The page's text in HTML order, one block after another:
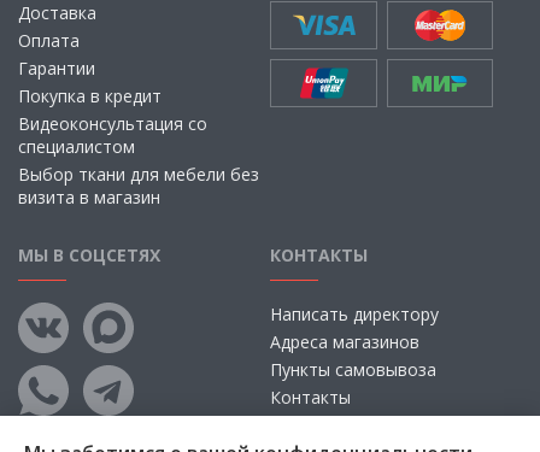
Доставка
Оплата
Гарантии
Покупка в кредит
Видеоконсультация со
специалистом
Выбор ткани для мебели без
визита в магазин
МЫ В СОЦСЕТЯХ КОНТАКТЫ
Написать директору
Адреса магазинов
Пункты самовывоза
Контакты